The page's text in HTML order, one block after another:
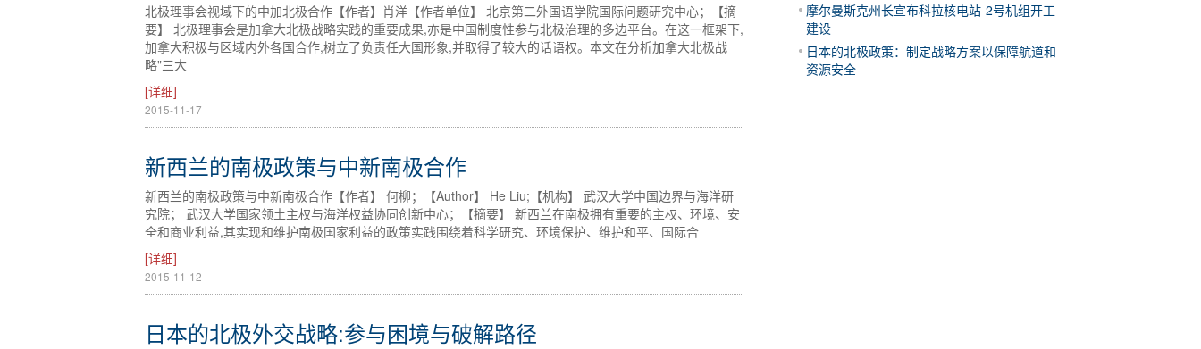
北极理事会视域下的中加北极合作【作者】肖洋【作者单位】 北京第二外国语学院国际问题研究中心；【摘
要】 北极理事会是加拿大北极战略实践的重要成果,亦是中国制度性参与北极治理的多边平台。在这一框架下,
加拿大积极与区域内外各国合作,树立了负责任大国形象,并取得了较大的话语权。本文在分析加拿大北极战
略"三大
[详细]
2015-11-17
新西兰的南极政策与中新南极合作
新西兰的南极政策与中新南极合作【作者】 何柳；【Author】 He Liu;【机构】 武汉大学中国边界与海洋研
究院； 武汉大学国家领土主权与海洋权益协同创新中心；【摘要】 新西兰在南极拥有重要的主权、环境、安
全和商业利益,其实现和维护南极国家利益的政策实践围绕着科学研究、环境保护、维护和平、国际合
[详细]
2015-11-12
日本的北极外交战略:参与困境与破解路径
摩尔曼斯克州长宣布科拉核电站-2号机组开工
建设
日本的北极政策：制定战略方案以保障航道和
资源安全